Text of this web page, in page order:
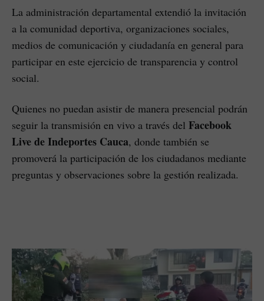
La administración departamental extendió la invitación
a la comunidad deportiva, organizaciones sociales,
medios de comunicación y ciudadanía en general para
participar en este ejercicio de transparencia y control
social.
Quienes no puedan asistir de manera presencial podrán
seguir la transmisión en vivo a través del Facebook
Live de Indeportes Cauca, donde también se
promoverá la participación de los ciudadanos mediante
preguntas y observaciones sobre la gestión realizada.